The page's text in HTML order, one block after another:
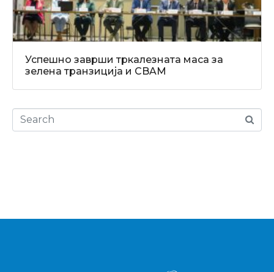
Успешно заврши тркалезната маса за
зелена транзиција и CBAM